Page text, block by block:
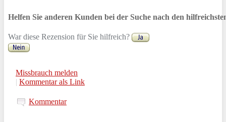
Helfen Sie anderen Kunden bei der Suche nach den
War diese Rezension für Sie hilfreich?
Missbrauch melden
| Kommentar als Link
Kommentar